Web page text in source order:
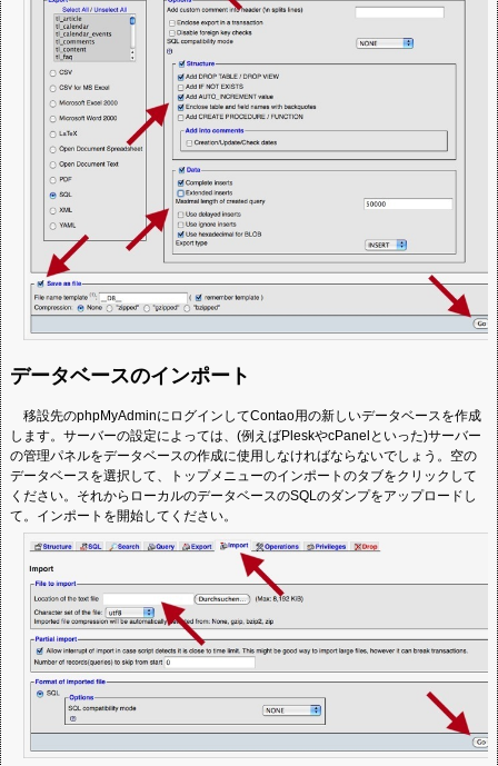
データベースのインポート
移設先のphpMyAdminにログインしてContao用の新しいデータベースを作成
します。サーバーの設定によっては、(例えばPleskやcPanelといった)サーバー
の管理パネルをデータベースの作成に使用しなければならないでしょう。空の
データベースを選択して、トップメニューのインポートのタブをクリックして
ください。それからローカルのデータベースのSQLのダンプをアップロードし
て。インポートを開始してください。